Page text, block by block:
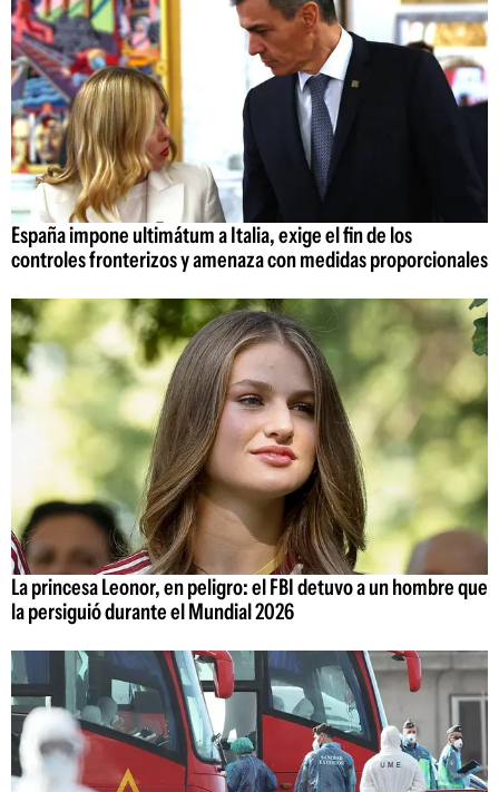
España impone ultimátum a Italia, exige el fin de los
controles fronterizos y amenaza con medidas proporcionales
La princesa Leonor, en peligro: el FBI detuvo a un hombre que
la persiguió durante el Mundial 2026